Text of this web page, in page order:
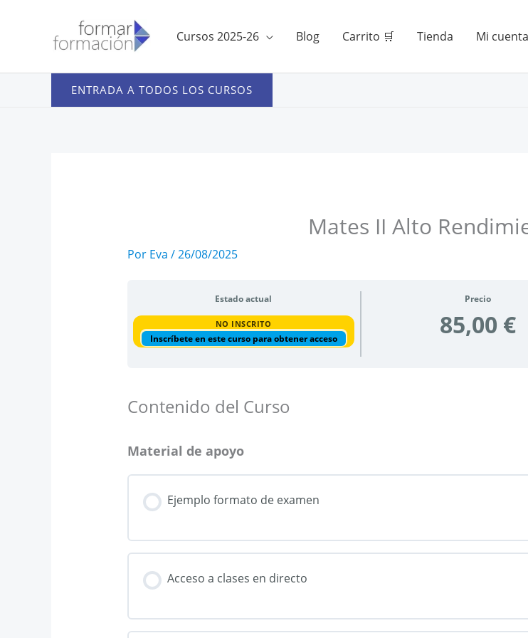
Cursos 2025-26 Blog Carrito 🛒 Tienda Mi cuenta
ENTRADA A TODOS LOS CURSOS
Mates II Alto
Por Eva /26/08/2025
Estado actual
NO INSCRITO
Inscríbete en este curso para obtener acceso
Precio
85,00 €
Contenido del Curso
Material de apoyo
Ejemplo formato de examen
Acceso a clases en directo